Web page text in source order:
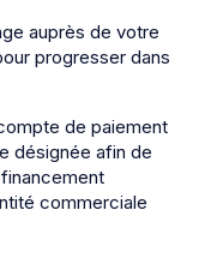
auprès de votre
progresser dans
de paiement
désignée afin de
commerciale